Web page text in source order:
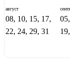
август
08, 10, 15, 17,
22, 24, 29, 31